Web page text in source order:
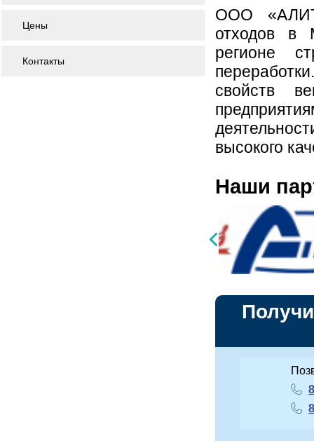
ООО «АЛИТ
отходов в
регионе
свойств
высокого
Наши
Цены
Контакты